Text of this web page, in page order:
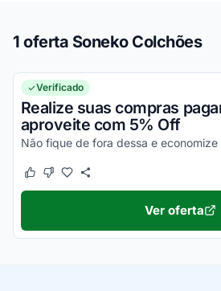
1 oferta Soneko Colchões
Verificado
Realize suas compras
aproveite com 5% Off
Este cupom funcionou
Este cupom não funcionou
Ver oferta